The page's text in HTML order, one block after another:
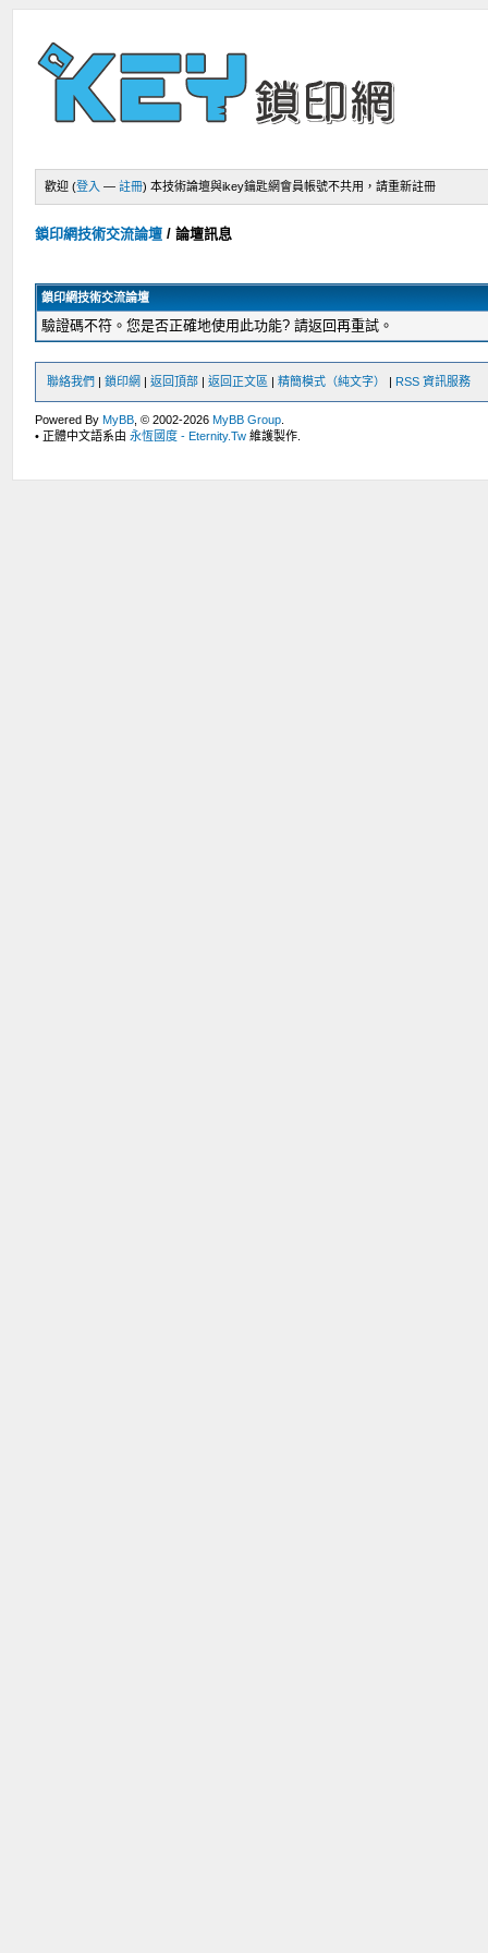
歡迎 (登入 —註冊) 本技術論壇與ikey鑰匙網會員帳號不共用，請重新註冊
鎖印網技術交流論壇 /論壇訊息
鎖印網技術交流論壇
驗證碼不符。您是否正確地使用此功能? 請返回再重試。
聯絡我們 |鎖印網 |返回頂部 |返回正文區 |精簡模式（純文字） | RSS 資訊服務
Powered ByMyBB , © 2002-2026MyBB Group
• 正體中文語系由永恆國度 - Eternity.Tw 維護製作.